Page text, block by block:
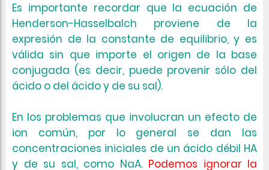
Es importante recordar que la ecuación de
Henderson-Hasselbalch proviene de la
expresión de la constante de equilibrio, y es
válida sin que importe el origen de la base
conjugada (es decir, puede provenir sólo del
ácido o del ácido y de su sal).
En los problemas que involucran un efecto de
ion común, por lo general se dan las
concentraciones iniciales de un ácido débil HA
y de su sal, como NaA. Podemos ignorar la